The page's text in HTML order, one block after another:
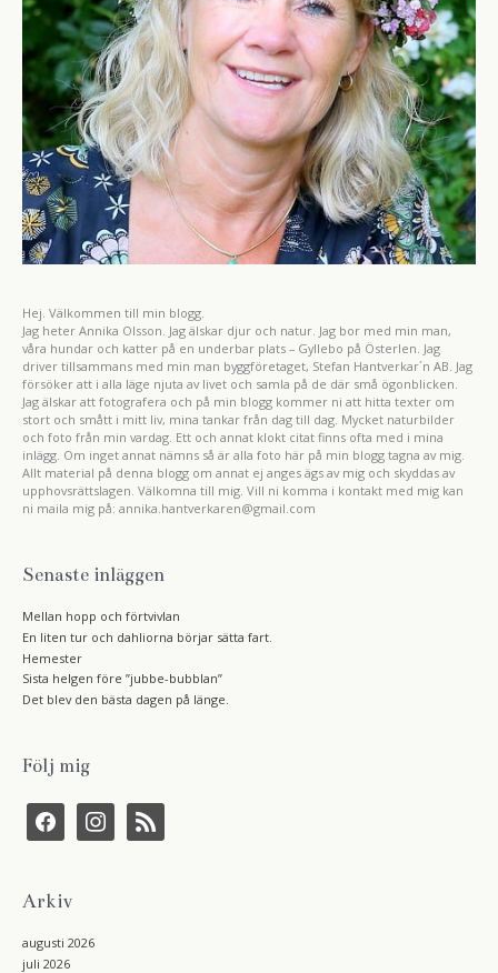
Hej. Välkommen till min blogg.
Jag heter Annika Olsson. Jag älskar djur och natur. Jag bor med min man,
våra hundar och katter på en underbar plats – Gyllebo på Österlen. Jag
driver tillsammans med min man byggföretaget, Stefan Hantverkar´n AB. Jag
försöker att i alla läge njuta av livet och samla på de där små ögonblicken.
Jag älskar att fotografera och på min blogg kommer ni att hitta texter om
stort och smått i mitt liv, mina tankar från dag till dag. Mycket naturbilder
och foto från min vardag. Ett och annat klokt citat finns ofta med i mina
inlägg. Om inget annat nämns så är alla foto här på min blogg tagna av mig.
Allt material på denna blogg om annat ej anges ägs av mig och skyddas av
upphovsrättslagen. Välkomna till mig. Vill ni komma i kontakt med mig kan
ni maila mig på: annika.hantverkaren@gmail.com
Senaste inläggen
Mellan hopp och förtvivlan
En liten tur och dahliorna börjar sätta fart.
Hemester
Sista helgen före ”jubbe-bubblan”
Det blev den bästa dagen på länge.
Följ mig
f
c
o
i
s
a
m
r
s
Arkiv
augusti 2026
juli 2026